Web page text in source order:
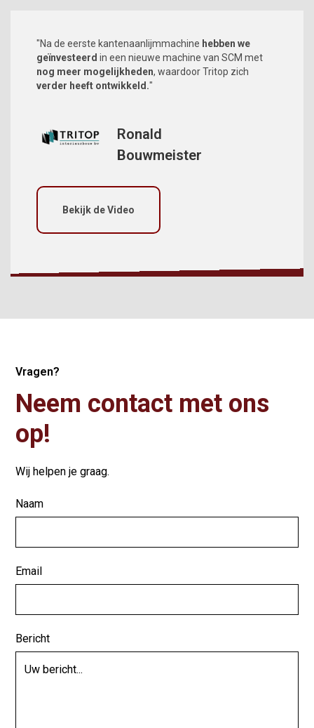
"Na de eerste kantenaanlijmmachine hebben we
geïnvesteerd in een nieuwe machine van SCM met
nog meer mogelijkheden, waardoor Tritop zich
verder heeft ontwikkeld."
Ronald
Bouwmeister
Bekijk de Video
Vragen?
Neem contact met ons
op!
Wij helpen je graag.
Naam
Email
Bericht